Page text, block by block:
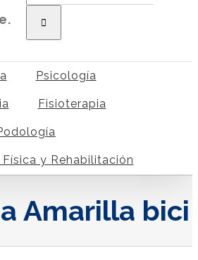
Psicología
Fisioterapia
Física y Rehabilitación
Amarilla bici